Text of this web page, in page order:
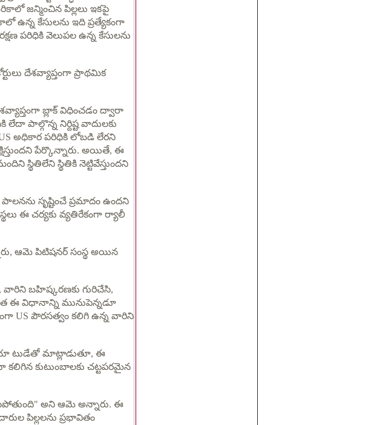
జన్మించిన పిల్లలు ఇకపై
ఉన్న కేసులను ఇది ప్రత్యేకంగా
పరిధికి వెలుపల ఉన్న కేసులను
దేశవ్యాప్తంగా ప్రాథమిక
బ్లాక్ విధించడం ద్వారా
పాల్గొన్న నిర్దిష్ట వాదులకు
US అధికార పరిధికి లోబడి లేరని
పేర్కొన్నారు. అయితే, ఈ
స్థితిలేని స్థితికి నెట్టివేస్తుందని
సృష్టించే ప్రమాదం ఉందని
ఈ చర్యకు వ్యతిరేకంగా ర్యాలీ
ఆమె పిటిషనర్ సంస్థ అయిన
వారిని బహిష్కరణకు గురిచేసి,
ఈ విధానాన్ని మునుపెన్నడూ
US పౌరసత్వం కలిగి ఉన్న వారిని
టుడేతో మాట్లాడుతూ, ఈ
కుటుంబాలకు చట్టపరమైన
అని ఆమె అన్నారు. ఈ
పిల్లలను ప్రభావితం